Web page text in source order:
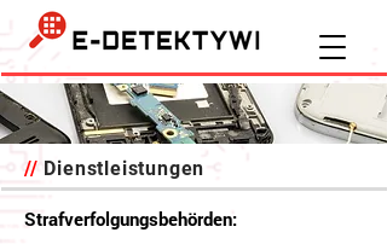
// Dienstleistungen
Strafverfolgungsbehörden: